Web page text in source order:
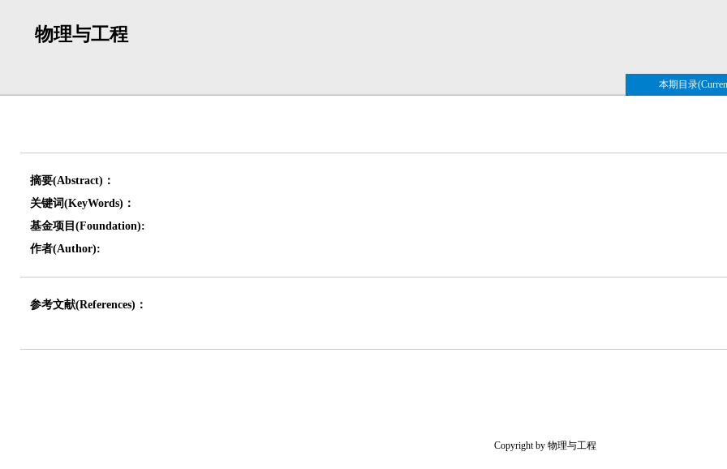
物理与工程
本期目录
摘要(Abstract)：
关键词(KeyWords)：
基金项目(Foundation):
作者(Author):
参考文献(References)：
Copyright by 物理与工程